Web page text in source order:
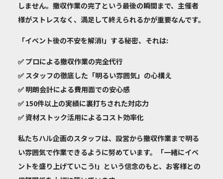
しません。 撤収作業の完了という最後の瞬間まで、主催者
様がストレスなく、満足して終えられるかが重要なんです。
「イベント後の不安を解消!」する秘密、それは:
✅ プロによる撤収作業の完全代行
✅ スタッフの徹底した「明るい雰囲気」の心構え
✅ 明朗会計による費用面での安心感
✅ 150件以上の実績に裏打ちされた対応力
✅資材ストック活用によるコスト効率化
私たちハル企画のスタッフは、設営から撤収作業まで明る
い雰囲気で作業できるように努めています。「一緒にイベ
ントを盛り上げていこう!」という信念のもと、お客様との